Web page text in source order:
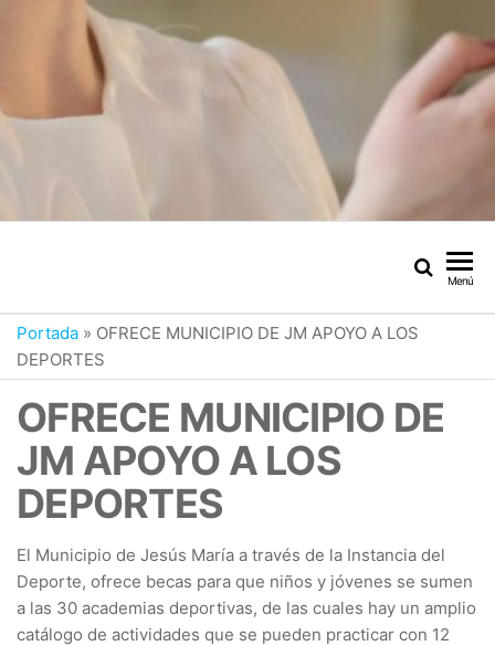
Menú
Portada » OFRECE MUNICIPIO DE JM APOYO A LOS
DEPORTES
OFRECE MUNICIPIO DE
JM APOYO A LOS
DEPORTES
El Municipio de Jesús María a través de la Instancia del
Deporte, ofrece becas para que niños y jóvenes se sumen
a las 30 academias deportivas, de las cuales hay un amplio
catálogo de actividades que se pueden practicar con 12